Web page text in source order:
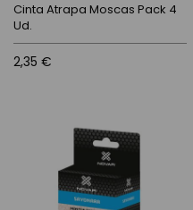
Cinta Atrapa Moscas Pack 4
Ud.
2,35 €